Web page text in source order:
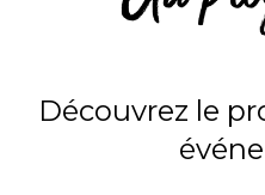
Découvrez le